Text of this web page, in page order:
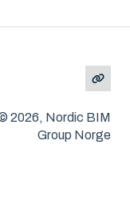
2026, Nordic BIM
Group Norge